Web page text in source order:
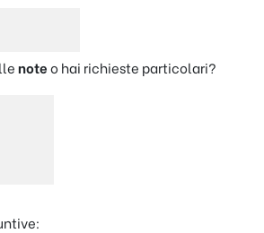
noteo hai richieste particolari?